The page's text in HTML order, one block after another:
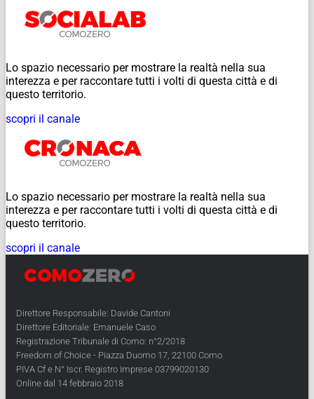
Lo spazio necessario per mostrare la realtà nella sua
interezza e per raccontare tutti i volti di questa città e di
questo territorio.
scopri il canale
Lo spazio necessario per mostrare la realtà nella sua
interezza e per raccontare tutti i volti di questa città e di
questo territorio.
scopri il canale
Direttore Responsabile: Davide Cantoni
Direttore Editoriale: Emanuele Caso
Registrazione Tribunale di Como: n°2/2018
Freedom of Choice - Piazza Duomo 17, 22100 Como
PIVA Cf e N° Iscr. Registro Imprese 03799020130
Online dal 14 febbraio 2018